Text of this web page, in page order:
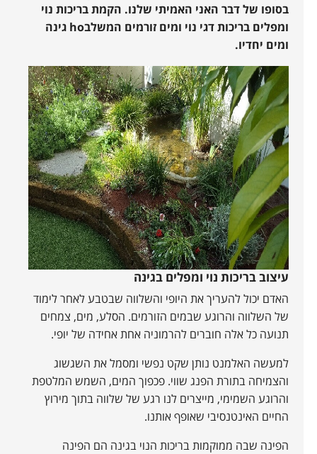
בסופו של דבר האני האמיתי שלנו. הקמת בריכות נוי
ומפלים בריכות דגי נוי ומים זורמים המשלבho גינה
ומים יחדיו.
עיצוב בריכות נוי ומפלים בגינה
האדם יכול להעריך את היופי והשלווה שבטבע לאחר לימוד
של השלווה והרוגע שבמים הזורמים. הסלע, מים, צמחים
תנועה כל אלה חוברים להרמוניה אחת אחידה של יופי.
למעשה האלמנט נותן שקט נפשי ומסמל את השגשוג
והצמיחה בתורת הפנג שווי. פכפוך המים, השמש המלטפת
והרוגע השמימי, מייצרים לנו רגע של שלווה בתוך מירוץ
החיים האינטנסיבי שאופף אותנו.
הפינה שבה ממוקמות בריכות הנוי בגינה הם הפינה